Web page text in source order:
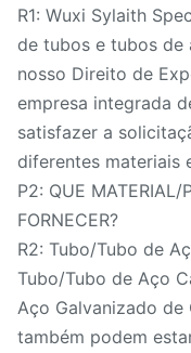
R1: Wuxi Sylaith
de tubos e tubos de
nosso Direito de
empresa integrada
satisfazer a
diferentes materiais
P2: QUE MATERIAL/
FORNECER?
R2: Tubo/Tubo de
Tubo/Tubo de Aço
Aço Galvanizado de
também podem